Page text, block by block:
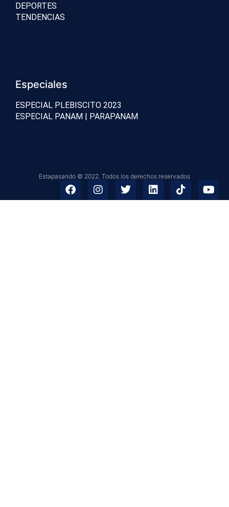
DEPORTES
TENDENCIAS
Especiales
ESPECIAL PLEBISCITO 2023
ESPECIAL PANAM | PARAPANAM
Estapasando © 2022. Todos los derechos reservados